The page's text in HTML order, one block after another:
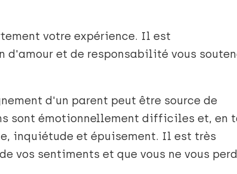
votre expérience. Il est
d'amour et de responsabilité vous
d'un parent peut être source de
sont émotionnellement difficiles et, en
inquiétude et épuisement. Il est très
vos sentiments et que vous ne vous